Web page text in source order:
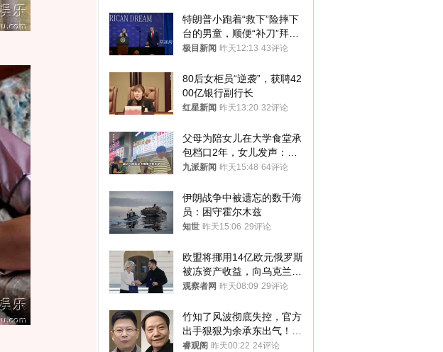
特朗普小跑着“救下”险摔下
台的男童，顺便“补刀”拜
登：“我可不想他像拜登一
极目新闻 昨天12:13 43评论
80后女柜员“逆袭”，获聘42
00亿银行副行长
红星新闻 昨天13:20 32评论
父母为陪女儿在大学食堂承
包档口2年，女儿发声：初
衷是为了陪伴，毕业后将不
九派新闻 昨天15:48 64评论
伊朗战争中被遗忘的数千海
员：困守霍尔木兹
知世 昨天15:06 29评论
欧盟将挪用14亿欧元俄罗斯
被冻资产收益，向乌克兰提
供援助
观察者网 昨天08:09 29评论
竹知了风波彻底失控，官方
出手狠狠为余承东出气！雷
军果然没说错
睿观阁 昨天00:22 24评论